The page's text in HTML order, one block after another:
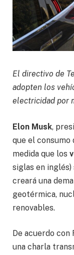
El directivo de
adopten los
electricidad por
Elon Musk,
que el consumo
medida que los
siglas en
creará una
geotérmica,
renovables.
De acuerdo
una charla